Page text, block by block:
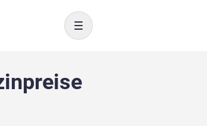
Toggle navigation